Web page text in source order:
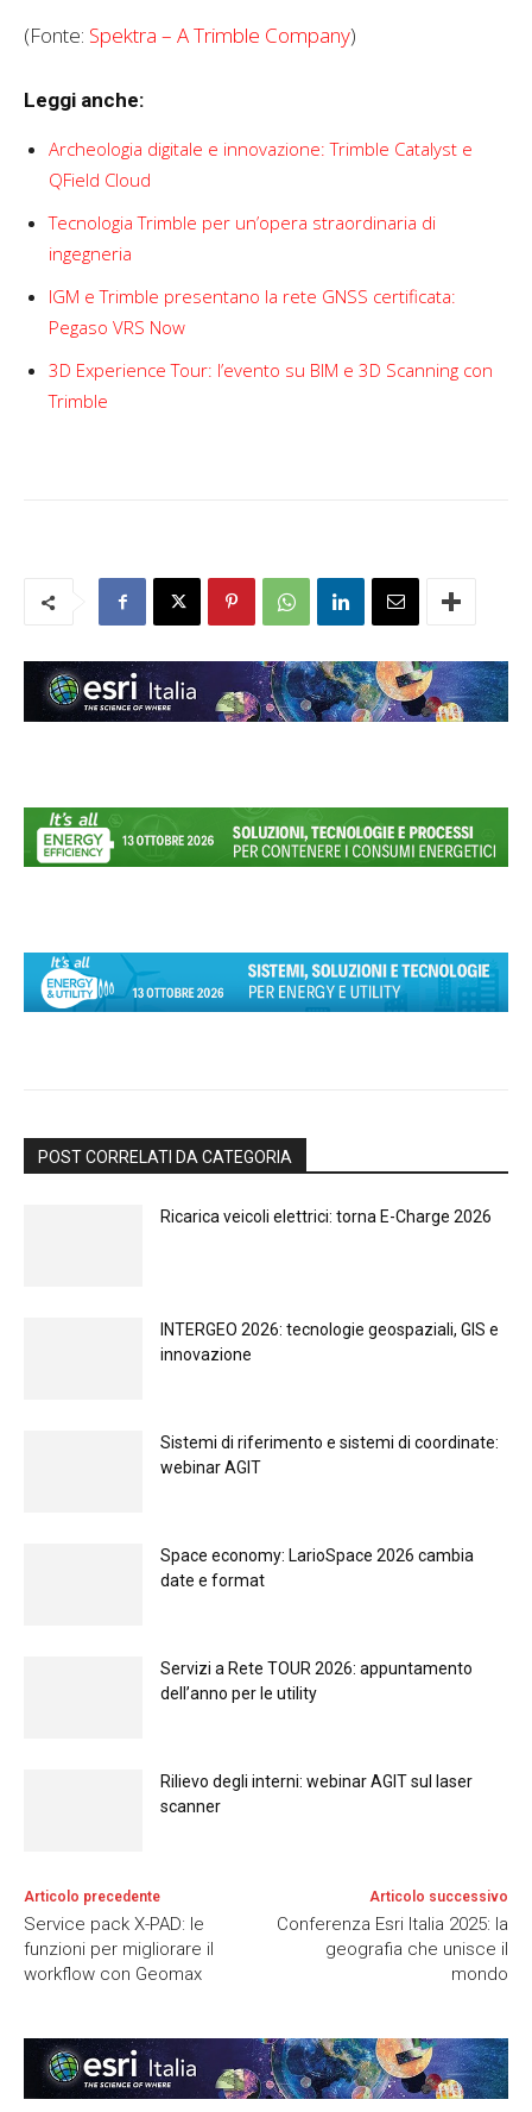
(Fonte: Spektra – A Trimble Company)
Leggi anche:
Archeologia digitale e innovazione: Trimble Catalyst e
QField Cloud
Tecnologia Trimble per un’opera straordinaria di
ingegneria
IGM e Trimble presentano la rete GNSS certificata:
Pegaso VRS Now
3D Experience Tour: l’evento su BIM e 3D Scanning con
Trimble
POST CORRELATI DA CATEGORIA
Ricarica veicoli elettrici: torna E-Charge 2026
INTERGEO 2026: tecnologie geospaziali, GIS e
innovazione
Sistemi di riferimento e sistemi di coordinate:
webinar AGIT
Space economy: LarioSpace 2026 cambia
date e format
Servizi a Rete TOUR 2026: appuntamento
dell’anno per le utility
Rilievo degli interni: webinar AGIT sul laser
scanner
Articolo precedente
Service pack X-PAD: le
funzioni per migliorare il
workflow con Geomax
Articolo successivo
Conferenza Esri Italia 2025: la
geografia che unisce il
mondo